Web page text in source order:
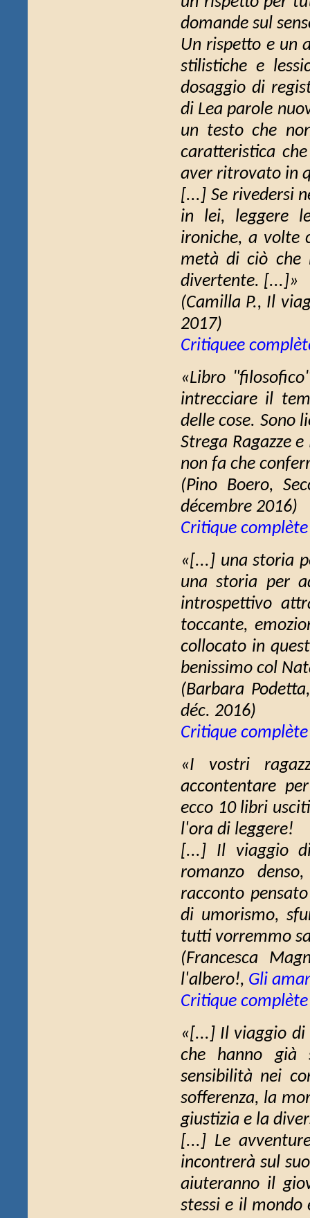
domande sul
Un rispetto e un
stilistiche e
dosaggio di
di Lea parole
un testo che
caratteristica
aver ritrovato in
[...] Se rivedersi
in lei, leggere
ironiche, a volte
metà di ciò che
divertente. [...]»
(Camilla P., Il
2017)
Critiquee
«Libro
intrecciare il
delle cose. Sono
Strega Ragazze
non fa che
(Pino Boero,
décembre 2016)
Critique complète
«[...] una storia
una storia per
introspettivo
toccante,
collocato in
benissimo col
(Barbara
déc. 2016)
Critique complète
«I vostri
accontentare
ecco 10 libri
l'ora di leggere!
[...] Il viaggio
romanzo
racconto
di umorismo,
tutti vorremmo
(Francesca
l'albero!, Gli
Critique complète
«[...] Il viaggio di
che hanno già
sensibilità nei
sofferenza, la
giustizia e la
[...] Le
incontrerà sul
aiuteranno il
stessi e il mondo